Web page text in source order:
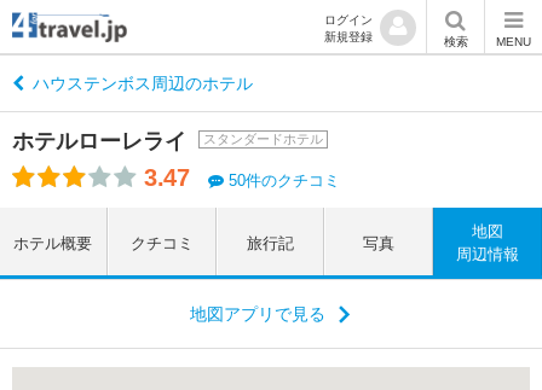
ログイン
新規登録
検索 MENU
ハウステンボス周辺のホテル
ホテルローレライ スタンダードホテル
3.47 50件のクチコミ
ホテル概要 クチコミ 旅行記 写真
地図
周辺情報
地図アプリで見る